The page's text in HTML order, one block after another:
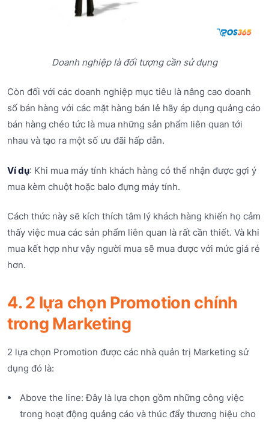
Doanh nghiệp là đối tượng cần sử dụng
Còn đối với các doanh nghiệp mục tiêu là nâng cao doanh
số bán hàng với các mặt hàng bán lẻ hãy áp dụng quảng cáo
bán hàng chéo tức là mua những sản phẩm liên quan tới
nhau và tạo ra một số ưu đãi hấp dẫn.
Ví dụ: Khi mua máy tính khách hàng có thể nhận được gợi ý
mua kèm chuột hoặc balo đựng máy tính.
Cách thức này sẽ kích thích tâm lý khách hàng khiến họ cảm
thấy việc mua các sản phẩm liên quan là rất cần thiết. Và khi
mua kết hợp như vậy người mua sẽ mua được với mức giá rẻ
hơn.
4. 2 lựa chọn Promotion chính
trong Marketing
2 lựa chọn Promotion được các nhà quản trị Marketing sử
dụng đó là:
Above the line: Đây là lựa chọn gồm những công việc
trong hoạt động quảng cáo và thúc đẩy thương hiệu cho